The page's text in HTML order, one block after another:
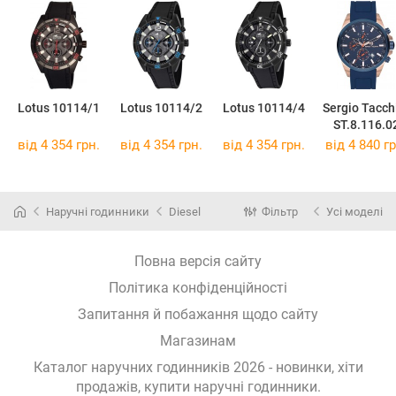
Lotus 10114/1 Lotus 10114/2 Lotus 10114/4
Sergio
від 4 354 грн. від 4 354 грн. від 4 354 грн. від 4 840
Наручні годинники Diesel Фільтр Усі моделі
Повна версія сайту
Політика конфіденційності
Запитання й побажання щодо сайту
Магазинам
Каталог наручних годинників 2026 - новинки, хіти
продажів, купити наручні годинники.